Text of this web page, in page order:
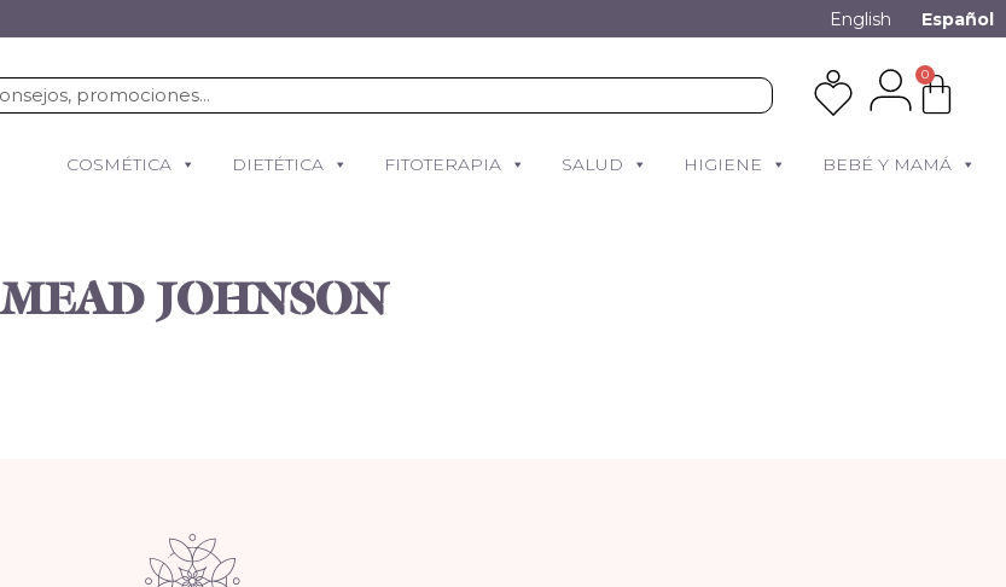
English Español
0
COSMÉTICA DIETÉTICA FITOTERAPIA SALUD HIGIENE BEBÉ Y MAMÁ
MEAD JOHNSON